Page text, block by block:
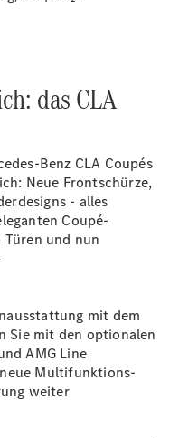
das CLA
Benz CLA Coupés
Neue Frontschürze,
- alles
Coupé-
und nun
mit dem
Sie mit den optionalen
AMG Line
Multifunktions-
weiter